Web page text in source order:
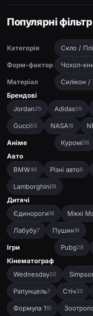
Популярні
Категорія Скло /
Форм-фактор Чохол-
Матеріал Силікон /
Брендові
Jordan25 Adidas55
Gucci55 NASA16
Аніме Куромі36
Авто
BMW46 Різні авто6
Lamborghini18
Дитячі
Єдинороги16 Міккі
Лабубу7 Пушин18
Ігри Pubg28
Кінематограф
Wednesday20
Рапунцель7 Стіч30
Формула 110